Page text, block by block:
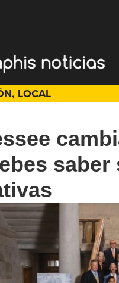
, LOCAL